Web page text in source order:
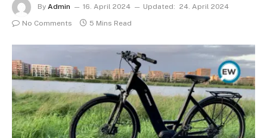
By Admin 16. April 2024 Updated: 24. April 2024
No Comments
5 Mins Read